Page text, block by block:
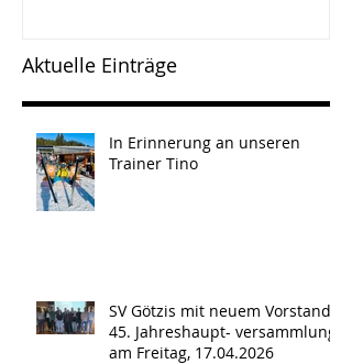
Aktuelle Einträge
In Erinnerung an unseren
Trainer Tino
SV Götzis mit neuem Vorstand -
45. Jahreshaupt- versammlung
am Freitag, 17.04.2026